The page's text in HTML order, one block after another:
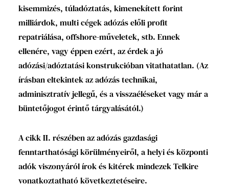
kisemmizés, túladóztatás, kimenekített forint
milliárdok, multi cégek adózás előli profit
repatriálása, offshore-műveletek, stb. Ennek
ellenére, vagy éppen ezért, az érdek a jó
adózási/adóztatási konstrukcióban vitathatatlan. (Az
írásban eltekintek az adózás technikai,
adminisztratív jellegű, és a visszaéléseket vagy már a
büntetőjogot érintő tárgyalásától.)
A cikk II. részében az adózás gazdasági
fenntarthatósági körülményeiről, a helyi és központi
adók viszonyáról írok és kitérek mindezek Telkire
vonatkoztatható következtetéseire.